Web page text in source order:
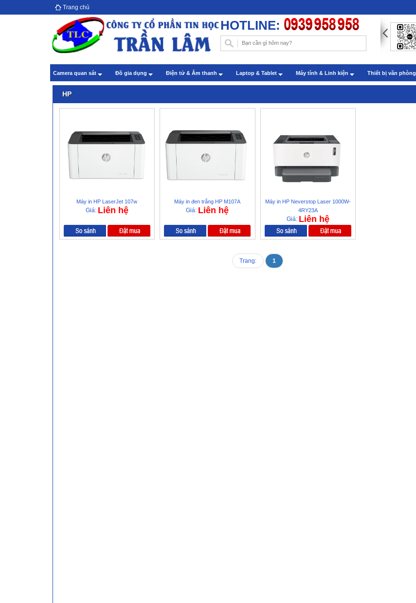
Trang chủ
HOTLINE:
Hướng dẫn chèn hình nền trong Word với những thao tác đơn
giản
Theo: Administrator - Cập nhật: 22/07/2019
Chăm sóc khách hàng qua zalo
Theo: Administrator - Cập nhật: 27/07/2022
Camera quan sát Đồ gia dụng Điện tử & Âm thanh Laptop & Tablet Máy tính & Linh kiện Thiết bị văn phòng
HP
Máy in HP LaserJet 107w
Giá: Liên hệ
Máy in đen trắng HP M107A
Giá: Liên hệ
Máy in HP Neverstop Laser 1000W-
4RY23A
Giá: Liên hệ
Trang: 1